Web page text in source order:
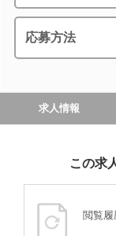
応募方法
求人情報
この求
閲覧履